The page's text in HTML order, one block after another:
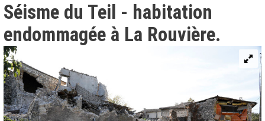
Séisme du Teil - habitation
endommagée à La Rouvière.